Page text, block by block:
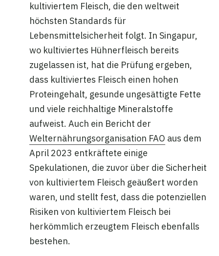
kultiviertem Fleisch, die den weltweit
höchsten Standards für
Lebensmittelsicherheit folgt. In Singapur,
wo kultiviertes Hühnerfleisch bereits
zugelassen ist, hat die Prüfung ergeben,
dass kultiviertes Fleisch einen hohen
Proteingehalt, gesunde ungesättigte Fette
und viele reichhaltige Mineralstoffe
aufweist. Auch ein Bericht der
Welternährungsorganisation FAO aus dem
April 2023 entkräftete einige
Spekulationen, die zuvor über die Sicherheit
von kultiviertem Fleisch geäußert worden
waren, und stellt fest, dass die potenziellen
Risiken von kultiviertem Fleisch bei
herkömmlich erzeugtem Fleisch ebenfalls
bestehen.